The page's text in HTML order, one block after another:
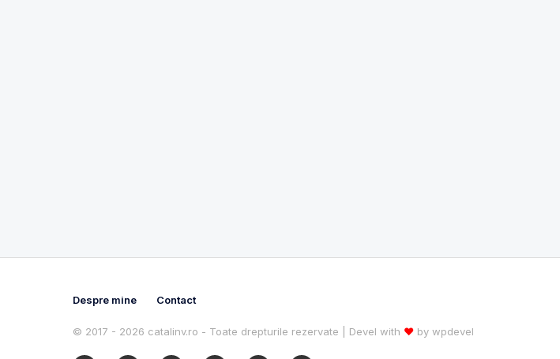
Despre mine Contact
© 2017 - 2026 catalinv.ro - Toate drepturile rezervate | Devel with ♥ by wpdevel